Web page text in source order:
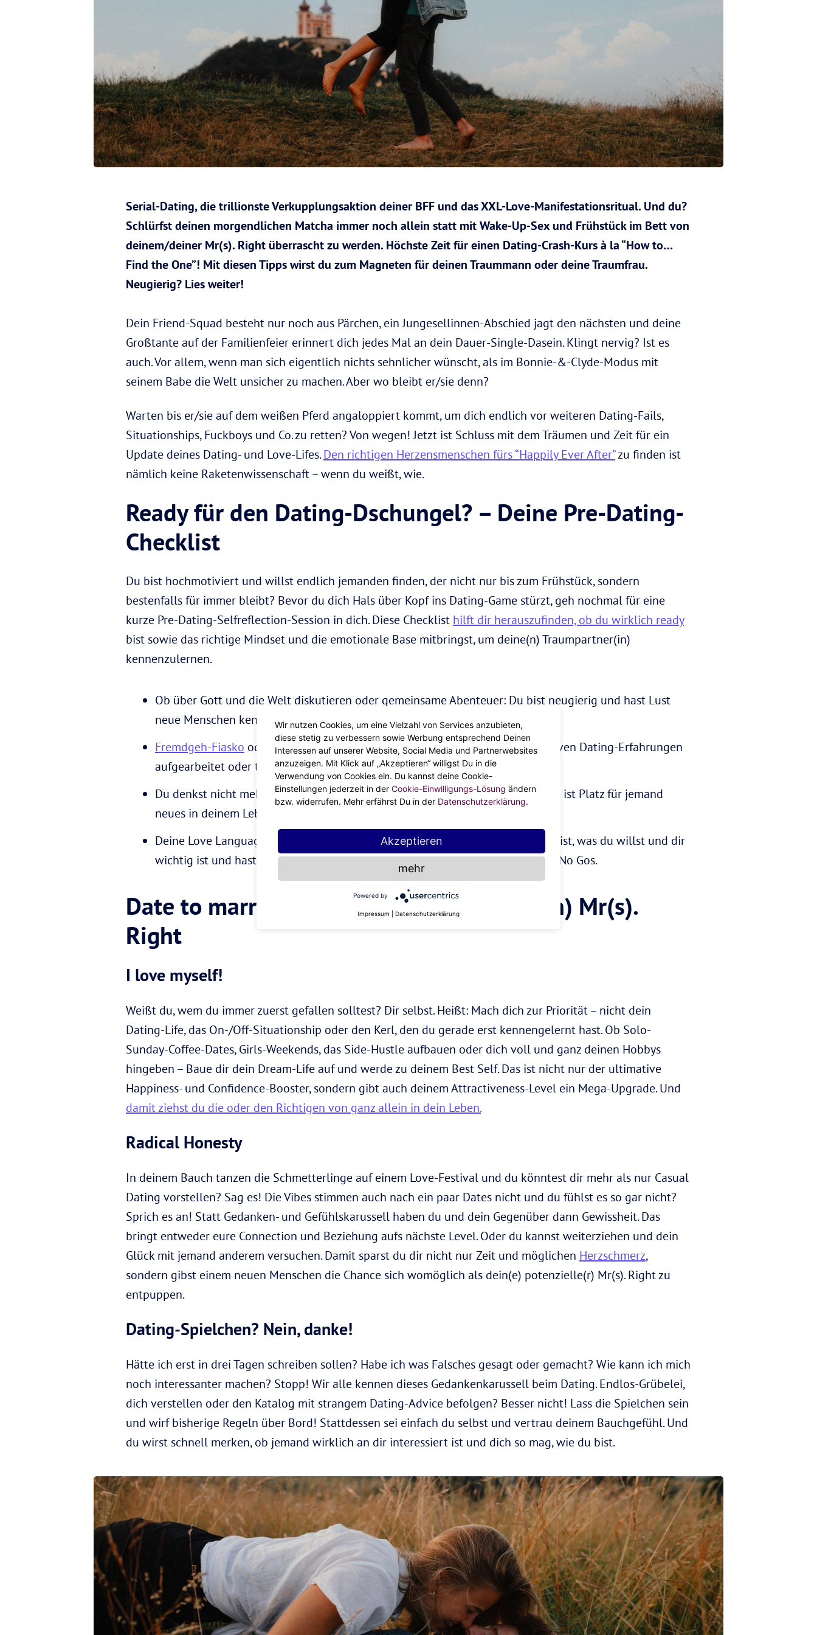
Serial-Dating, die trillionste Verkupplungsaktion deiner BFF und das XXL-Love-Manifestationsritual. Und du?
Schlürfst deinen morgendlichen Matcha immer noch allein statt mit Wake-Up-Sex und Frühstück im Bett von
deinem/deiner Mr(s). Right überrascht zu werden. Höchste Zeit für einen Dating-Crash-Kurs à la “How to…
Find the One”! Mit diesen Tipps wirst du zum Magneten für deinen Traummann oder deine Traumfrau.
Neugierig? Lies weiter!
Dein Friend-Squad besteht nur noch aus Pärchen, ein Jungesellinnen-Abschied jagt den nächsten und deine
Großtante auf der Familienfeier erinnert dich jedes Mal an dein Dauer-Single-Dasein. Klingt nervig? Ist es
auch. Vor allem, wenn man sich eigentlich nichts sehnlicher wünscht, als im Bonnie-&-Clyde-Modus mit
seinem Babe die Welt unsicher zu machen. Aber wo bleibt er/sie denn?
Warten bis er/sie auf dem weißen Pferd angaloppiert kommt, um dich endlich vor weiteren Dating-Fails,
Situationships, Fuckboys und Co. zu retten? Von wegen! Jetzt ist Schluss mit dem Träumen und Zeit für ein
Update deines Dating- und Love-Lifes.Den richtigen Herzensmenschen fürs “Happily Ever After”zu finden ist
nämlich keine Raketenwissenschaft – wenn du weißt, wie.
Ready für den Dating-Dschungel? – Deine Pre-Dating-
Checklist
Du bist hochmotiviert und willst endlich jemanden finden, der nicht nur bis zum Frühstück, sondern
bestenfalls für immer bleibt? Bevor du dich Hals über Kopf ins Dating-Game stürzt, geh nochmal für eine
kurze Pre-Dating-Selfreflection-Session in dich. Diese Checklist hilft dir herauszufinden, ob du wirklich ready
bist sowie das richtige Mindset und die emotionale Base mitbringst, um deine(n) Traumpartner(in)
kennenzulernen.
Ob über Gott und die Welt diskutieren oder gemeinsame Abenteuer: Du bist neugierig und hast Lust
neue Menschen kennenzulernen und echte Connections zu knüpfen.
Fremdgeh-Fiasko oder Hardcore-Ghosting: Hast du deine vergangenen, negativen Dating-Erfahrungen
aufgearbeitet oder triggern diese dich immer noch?
Du denkst nicht mehr (ständig) andeine(n) Ex, letztes Situationship und Co. Da ist Platz für jemand
neues in deinem Leben und Herzen.
Deine Love Language, Werte, Eigenarten, Life Goals und Co: Du weißt wer du bist, was du willst und dir
wichtig ist und hast eine Checkliste im Kopf mit deinen TOP-Must Haves und –No Gos.
Date to marry? – So angelst du dir deine(n) Mr(s).
Right
I love myself!
Weißt du, wem du immer zuerst gefallen solltest? Dir selbst. Heißt: Mach dich zur Priorität – nicht dein
Dating-Life, das On-/Off-Situationship oder den Kerl, den du gerade erst kennengelernt hast. Ob Solo-
Sunday-Coffee-Dates, Girls-Weekends, das Side-Hustle aufbauen oder dich voll und ganz deinen Hobbys
hingeben – Baue dir dein Dream-Life auf und werde zu deinem Best Self. Das ist nicht nur der ultimative
Happiness- und Confidence-Booster, sondern gibt auch deinem Attractiveness-Level ein Mega-Upgrade. Und
damit ziehst du die oder den Richtigen von ganz allein in dein Leben.
Radical Honesty
In deinem Bauch tanzen die Schmetterlinge auf einem Love-Festival und du könntest dir mehr als nur Casual
Dating vorstellen? Sag es! Die Vibes stimmen auch nach ein paar Dates nicht und du fühlst es so gar nicht?
Sprich es an! Statt Gedanken- und Gefühlskarussell haben du und dein Gegenüber dann Gewissheit. Das
bringt entweder eure Connection und Beziehung aufs nächste Level. Oder du kannst weiterziehen und dein
Glück mit jemand anderem versuchen. Damit sparst du dir nicht nur Zeit und möglichen Herzschmerz,
sondern gibst einem neuen Menschen die Chance sich womöglich als dein(e) potenzielle(r) Mr(s). Right zu
entpuppen.
Dating-Spielchen? Nein, danke!
Hätte ich erst in drei Tagen schreiben sollen? Habe ich was Falsches gesagt oder gemacht? Wie kann ich mich
noch interessanter machen? Stopp! Wir alle kennen dieses Gedankenkarussell beim Dating. Endlos-Grübelei,
dich verstellen oder den Katalog mit strangem Dating-Advice befolgen? Besser nicht! Lass die Spielchen sein
und wirf bisherige Regeln über Bord! Stattdessen sei einfach du selbst und vertrau deinem Bauchgefühl. Und
du wirst schnell merken, ob jemand wirklich an dir interessiert ist und dich so mag, wie du bist.
Wir nutzen Cookies, um eine Vielzahl von Services anzubieten,
diese stetig zu verbessern sowie Werbung entsprechend Deinen
Interessen auf unserer Website, Social Media und Partnerwebsites
anzuzeigen. Mit Klick auf „Akzeptieren“ willigst Du in die
Verwendung von Cookies ein. Du kannst deine Cookie-
Einstellungen jederzeit in der Cookie-Einwilligungs-Lösung ändern
bzw. widerrufen. Mehr erfährst Du in der Datenschutzerklärung.
Akzeptieren
mehr
Powered by
Impressum Datenschutzerklärung